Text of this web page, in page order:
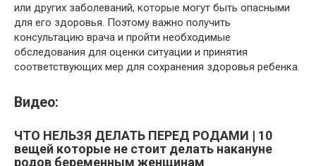
или других заболеваний, которые могут быть опасными
для его здоровья. Поэтому важно получить
консультацию врача и пройти необходимые
обследования для оценки ситуации и принятия
соответствующих мер для сохранения здоровья ребенка.
Видео:
ЧТО НЕЛЬЗЯ ДЕЛАТЬ ПЕРЕД РОДАМИ | 10
вещей которые не стоит делать накануне
родов беременным женщинам